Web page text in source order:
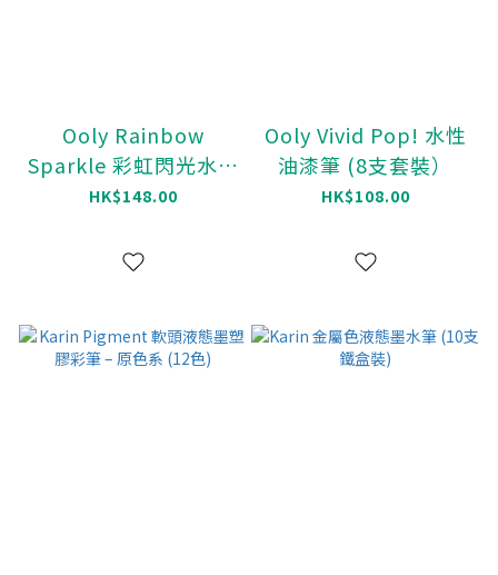
Ooly Rainbow
Sparkle 彩虹閃光水彩
凝膠筆 (12色）
HK$148.00
Ooly Vivid Pop! 水性
油漆筆 (8支套裝）
HK$108.00